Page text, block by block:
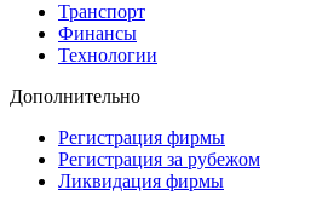
Транспорт
Финансы
Технологии
Дополнительно
Регистрация фирмы
Регистрация за рубежом
Ликвидация фирмы